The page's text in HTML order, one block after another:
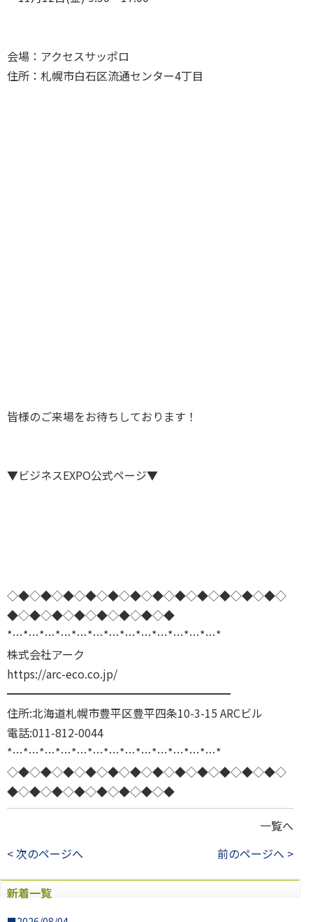
会場：アクセスサッポロ
住所：札幌市白石区流通センター4丁目
皆様のご来場をお待ちしております！
▼ビジネスEXPO公式ページ▼
◇◆◇◆◇◆◇◆◇◆◇◆◇◆◇◆◇◆◇◆◇◆◇◆◇
◆◇◆◇◆◇◆◇◆◇◆◇◆◇◆
*…*…*…*…*…*…*…*…*…*…*…*…*…*
株式会社アーク
https://arc-eco.co.jp/
━━━━━━━━━━━━━━━━━━━━
住所:北海道札幌市豊平区豊平四条10-3-15 ARCビル
電話:011-812-0044
*…*…*…*…*…*…*…*…*…*…*…*…*…*
◇◆◇◆◇◆◇◆◇◆◇◆◇◆◇◆◇◆◇◆◇◆◇◆◇
◆◇◆◇◆◇◆◇◆◇◆◇◆◇◆
一覧へ
< 次のページへ
前のページへ >
新着一覧